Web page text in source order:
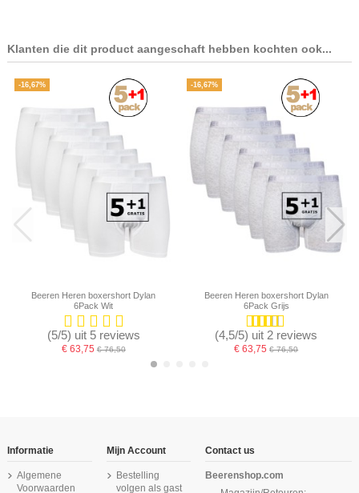
Klanten die dit product aangeschaft hebben kochten ook...
-16,67%
Beeren Heren boxershort Dylan
6Pack Wit
(5/5) uit 5 reviews
€ 63,75€ 76,50
-16,67%
Beeren Heren boxershort Dylan
6Pack Grijs
(4,5/5) uit 2 reviews
€ 63,75€ 76,50
Informatie
Algemene
Voorwaarden
Mijn Account
Bestelling
volgen als gast
Contact us
Beerenshop.com